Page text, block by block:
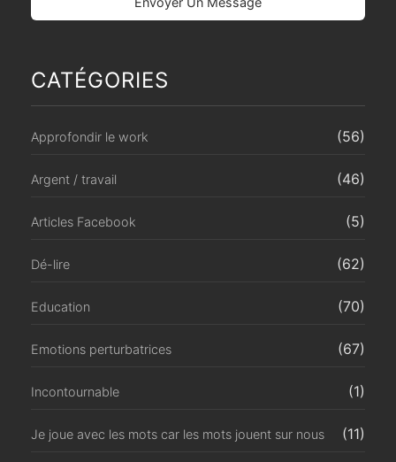
CATÉGORIES
Approfondir le work (56)
Argent / travail (46)
Articles Facebook (5)
Dé-lire (62)
Education (70)
Emotions perturbatrices (67)
Incontournable (1)
Je joue avec les mots car les mots jouent sur nous (11)